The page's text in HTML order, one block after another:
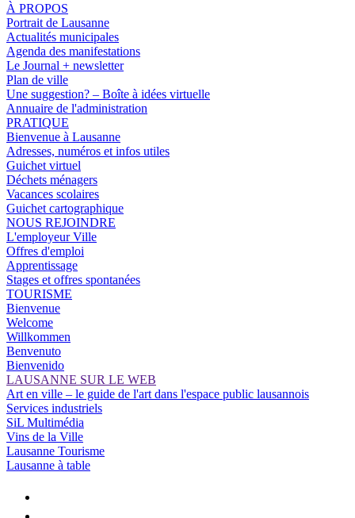
À PROPOS
Portrait de Lausanne
Actualités municipales
Agenda des manifestations
Le Journal + newsletter
Plan de ville
Une suggestion? – Boîte à idées virtuelle
Annuaire de l'administration
PRATIQUE
Bienvenue à Lausanne
Adresses, numéros et infos utiles
Guichet virtuel
Déchets ménagers
Vacances scolaires
Guichet cartographique
NOUS REJOINDRE
L'employeur Ville
Offres d'emploi
Apprentissage
Stages et offres spontanées
TOURISME
Bienvenue
Welcome
Willkommen
Benvenuto
Bienvenido
LAUSANNE SUR LE WEB
Art en ville – le guide de l'art dans l'espace public lausannois
Services industriels
SiL Multimédia
Vins de la Ville
Lausanne Tourisme
Lausanne à table